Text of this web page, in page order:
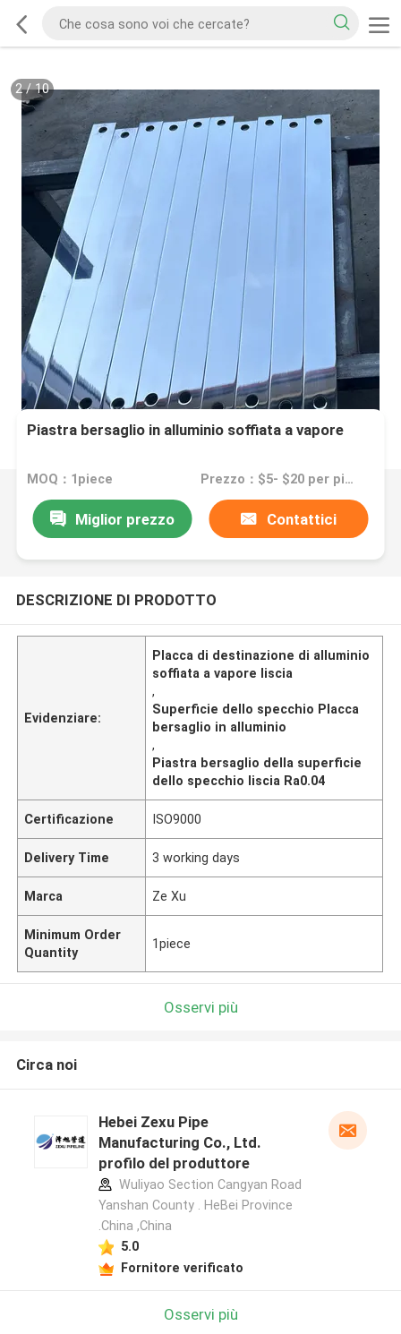
2/10
Piastra bersaglio in alluminio soffiata a vapore
MOQ：1piece Prezzo：$5- $20 per piece
Miglior prezzo Contattici
DESCRIZIONE DI PRODOTTO
Evidenziare:
Placca di destinazione di alluminio
soffiata a vapore liscia
,
Superficie dello specchio Placca
bersaglio in alluminio
,
Piastra bersaglio della superficie
dello specchio liscia Ra0.04
Certificazione ISO9000
Delivery Time 3 working days
Marca Ze Xu
Minimum Order
Quantity
1piece
Osservi più
Circa noi
Hebei Zexu Pipe
Manufacturing Co., Ltd.
profilo del produttore
Wuliyao Section Cangyan Road
Yanshan County . HeBei Province
.China ,China
5.0
Fornitore verificato
Osservi più